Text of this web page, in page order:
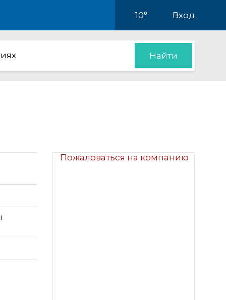
10° Вход
Найти
Пожаловаться на компанию